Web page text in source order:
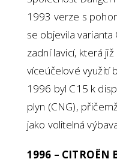
1993 verze s
se objevila varianta
zadní lavicí, která
víceúčelové využití
1996 byl C15 k
plyn (CNG),
jako volitelná
1996 – CITROËN